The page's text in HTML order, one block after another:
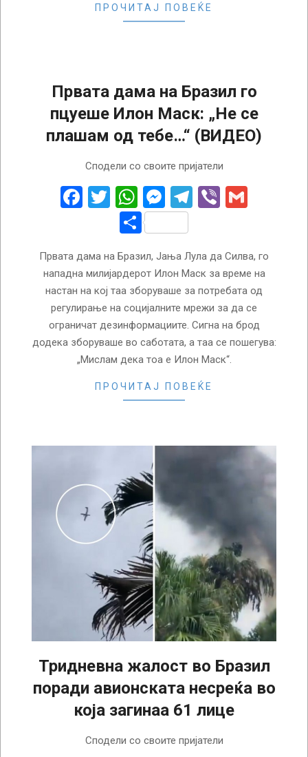
ПРОЧИТАЈ ПОВЕЌЕ
Првата дама на Бразил го
пцуеше Илон Маск: „Не се
плашам од тебе…“ (ВИДЕО)
Сподели со своите пријатели
Facebook
Twitter
WhatsApp
Messenger
Telegram
Viber
Share
Првата дама на Бразил, Јања Лула да Силва, го
нападна милијардерот Илон Маск за време на
настан на кој таа зборуваше за потребата од
регулирање на социјалните мрежи за да се
ограничат дезинформациите. Сигна на брод
додека зборуваше во саботата, а таа се пошегува:
„Мислам дека тоа е Илон Маск“.
ПРОЧИТАЈ ПОВЕЌЕ
Тридневна жалост во Бразил
поради авионската несреќа во
која загинаа 61 лице
Сподели со своите пријатели